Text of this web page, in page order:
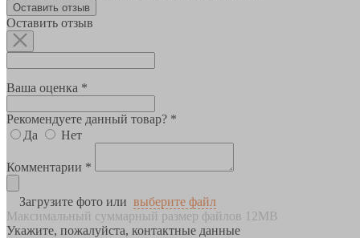
Оставить отзыв
Оставить отзыв
Ваша оценка *
Рекомендуете данный товар? *
Да
Нет
Комментарии *
Загрузите фото или выберите файл
Максимальный суммарный размер файлов 12MB
Укажите, пожалуйста, контактные данные